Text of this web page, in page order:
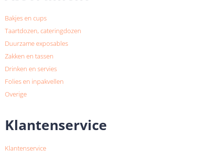
Bakjes en cups
Taartdozen, cateringdozen
Duurzame exposables
Zakken en tassen
Drinken en servies
Folies en inpakvellen
Overige
Klantenservice
Klantenservice